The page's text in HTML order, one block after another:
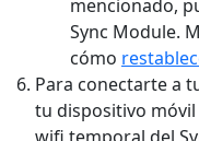
mencionado,
Sync Module.
cómo
Para conectarte a
tu dispositivo